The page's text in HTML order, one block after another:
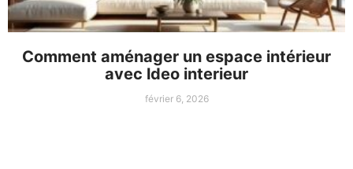
Comment aménager un espace intérieur
avec ldeo interieur
février 6, 2026